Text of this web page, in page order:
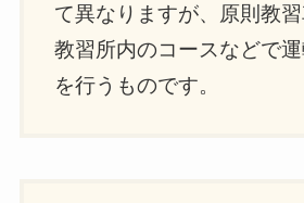
て異なりますが、原則教習
教習所内のコースなどで
を行うものです。